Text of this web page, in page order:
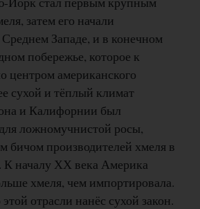
затем его начали
Среднем Западе, и в конечном
побережье, которое к
центром американского
сухой и тёплый климат
и Калифорнии был
ложномучнистой росы,
бичом производителей хмеля в
К началу ХХ века Америка
хмеля, чем импортировала.
отрасли нанёс сухой закон.